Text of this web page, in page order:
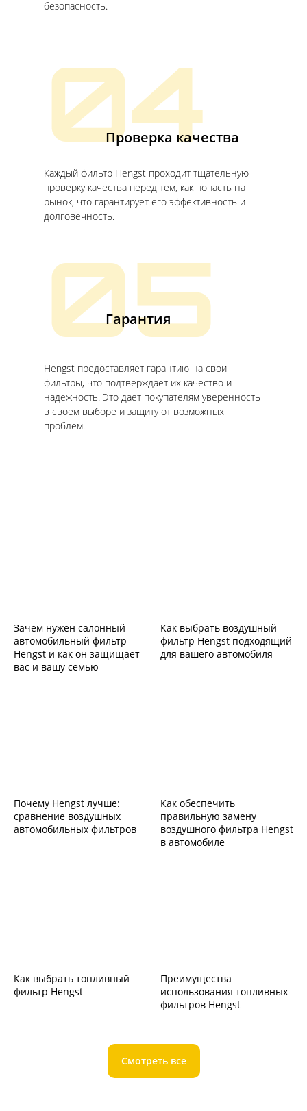
безопасность.
04
Проверка качества
Каждый фильтр Hengst проходит тщательную
проверку качества перед тем, как попасть на
рынок, что гарантирует его эффективность и
долговечность.
05
Гарантия
Hengst предоставляет гарантию на свои
фильтры, что подтверждает их качество и
надежность. Это дает покупателям уверенность
в своем выборе и защиту от возможных
проблем.
Зачем нужен салонный
автомобильный фильтр
Hengst и как он защищает
вас и вашу семью
Как выбрать воздушный
фильтр Hengst подходящий
для вашего автомобиля
Почему Hengst лучше:
сравнение воздушных
автомобильных фильтров
Как обеспечить
правильную замену
воздушного фильтра Hengst
в автомобиле
Как выбрать топливный
фильтр Hengst
Преимущества
использования топливных
фильтров Hengst
Смотреть все